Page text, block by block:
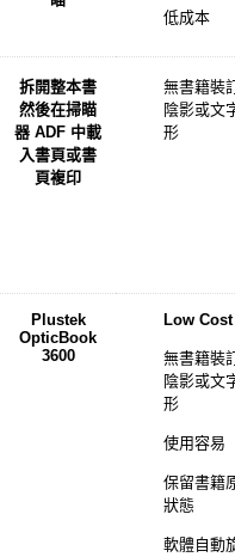
低成本
拆開整本書
然後在掃瞄
器 ADF 中載
入書頁或書
頁複印
無書籍裝
陰影或文
形
Plustek
OpticBook
3600
Low Cost
無書籍裝
陰影或文
形
使用容易
保留書籍
狀態
軟體自動